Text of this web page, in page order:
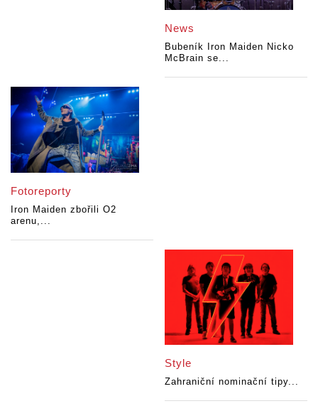
News
Bubeník Iron Maiden Nicko
McBrain se...
Fotoreporty
Iron Maiden zbořili O2
arenu,...
Style
Zahraniční nominační tipy...